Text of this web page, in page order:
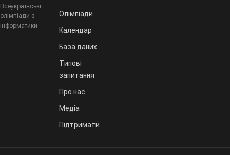
Всеукраїнські
олімпіади з
інформатики
Олімпіади
Календар
База даних
Типові
запитання
Про нас
Медіа
Підтримати